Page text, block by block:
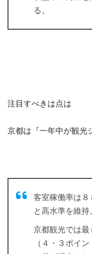
る。
注目すべきは点は
京都は『一年中が観光
客室稼働率は８
と高水準を維持
京都観光では最
（４・３ポイ